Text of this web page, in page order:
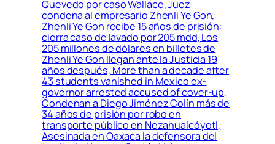
Quevedo por caso Wallace, Juez
condena al empresario Zhenli Ye Gon,
Zhenli Ye Gon recibe 15 años de prisión:
cierra caso de lavado por 205 mdd, Los
205 millones de dólares en billetes de
Zhenli Ye Gon llegan ante la Justicia 19
años después, More than a decade after
43 students vanished in Mexico ex-
governor arrested accused of cover-up,
Condenan a Diego Jiménez Colín más de
34 años de prisión por robo en
transporte público en Nezahualcóyotl,
Asesinada en Oaxaca la defensora del